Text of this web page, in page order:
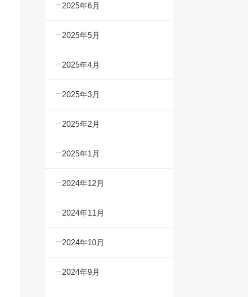
2025年6月
2025年5月
2025年4月
2025年3月
2025年2月
2025年1月
2024年12月
2024年11月
2024年10月
2024年9月